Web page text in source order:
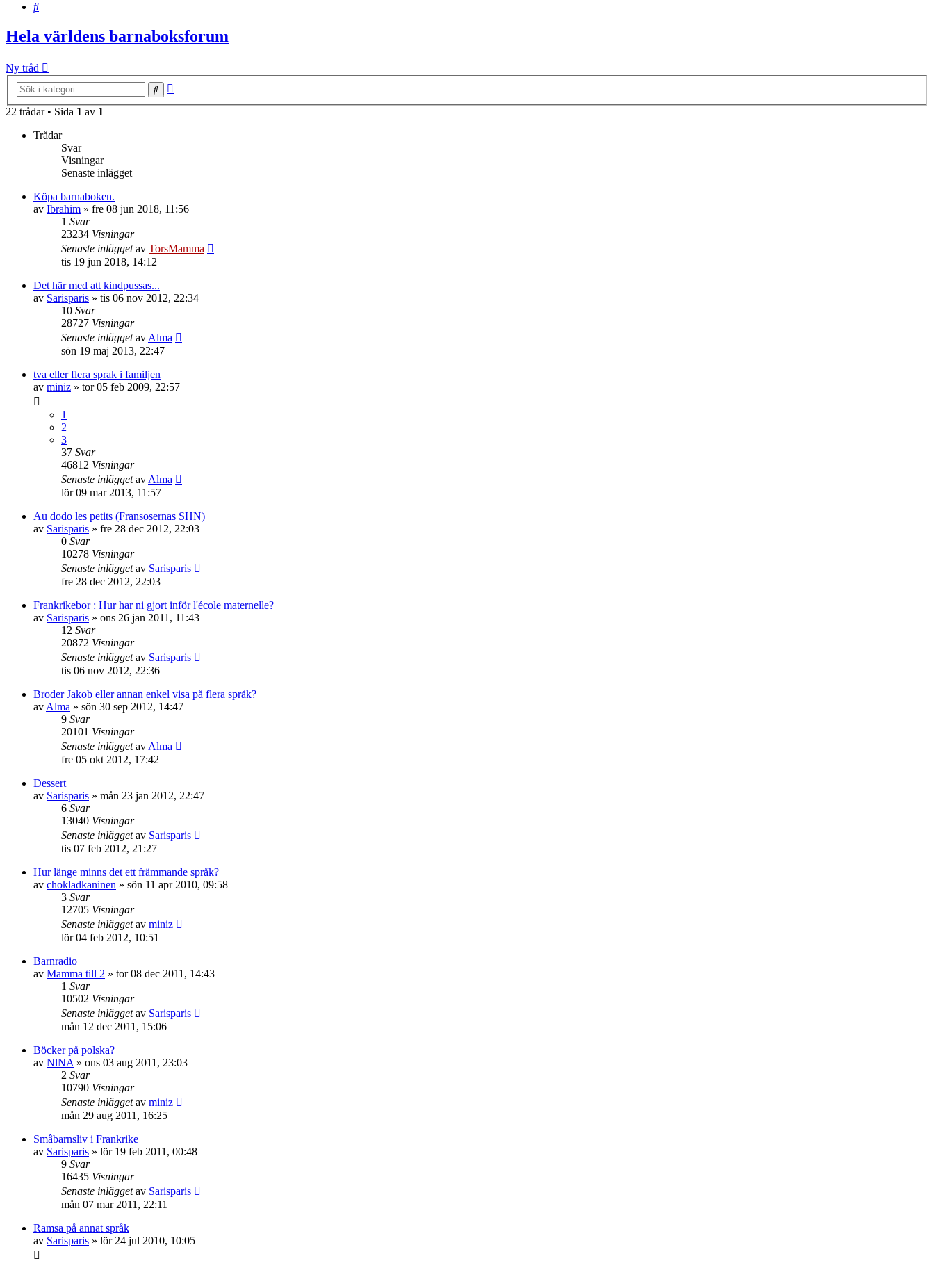
Sök
Hela världens barnaboksforum
Ny tråd
Sök
22 trådar • Sida 1 av 1
Trådar
Svar
Visningar
Senaste inlägget
Köpa barnaboken.
av Ibrahim » fre 08 jun 2018, 11:56
1 Svar
23234 Visningar
Senaste inläggetav TorsMamma
tis 19 jun 2018, 14:12
Det här med att kindpussas...
av Sarisparis » tis 06 nov 2012, 22:34
10 Svar
28727 Visningar
Senaste inläggetav Alma
sön 19 maj 2013, 22:47
tva eller flera sprak i familjen
av miniz » tor 05 feb 2009, 22:57
1
2
3
37 Svar
46812 Visningar
Senaste inläggetav Alma
lör 09 mar 2013, 11:57
Au dodo les petits (Fransosernas SHN)
av Sarisparis » fre 28 dec 2012, 22:03
0 Svar
10278 Visningar
Senaste inläggetav Sarisparis
fre 28 dec 2012, 22:03
Frankrikebor : Hur har ni gjort inför l'école maternelle?
av Sarisparis » ons 26 jan 2011, 11:43
12 Svar
20872 Visningar
Senaste inläggetav Sarisparis
tis 06 nov 2012, 22:36
Broder Jakob eller annan enkel visa på flera språk?
av Alma » sön 30 sep 2012, 14:47
9 Svar
20101 Visningar
Senaste inläggetav Alma
fre 05 okt 2012, 17:42
Dessert
av Sarisparis » mån 23 jan 2012, 22:47
6 Svar
13040 Visningar
Senaste inläggetav Sarisparis
tis 07 feb 2012, 21:27
Hur länge minns det ett främmande språk?
av chokladkaninen » sön 11 apr 2010, 09:58
3 Svar
12705 Visningar
Senaste inläggetav miniz
lör 04 feb 2012, 10:51
Barnradio
av Mamma till 2 » tor 08 dec 2011, 14:43
1 Svar
10502 Visningar
Senaste inläggetav Sarisparis
mån 12 dec 2011, 15:06
Böcker på polska?
av NlNA » ons 03 aug 2011, 23:03
2 Svar
10790 Visningar
Senaste inläggetav miniz
mån 29 aug 2011, 16:25
Smâbarnsliv i Frankrike
av Sarisparis » lör 19 feb 2011, 00:48
9 Svar
16435 Visningar
Senaste inläggetav Sarisparis
mån 07 mar 2011, 22:11
Ramsa på annat språk
av Sarisparis » lör 24 jul 2010, 10:05